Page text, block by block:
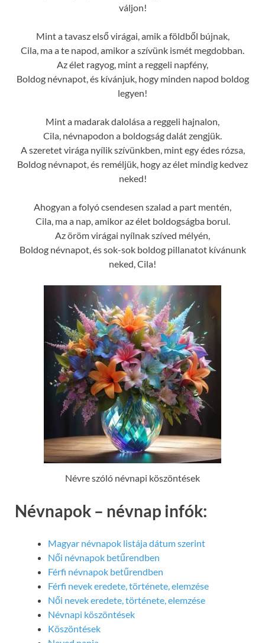
váljon!
Mint a tavasz első virágai, amik a földből bújnak,
Cila, ma a te napod, amikor a szívünk ismét megdobban.
Az élet ragyog, mint a reggeli napfény,
Boldog névnapot, és kívánjuk, hogy minden napod boldog
legyen!
Mint a madarak dalolása a reggeli hajnalon,
Cila, névnapodon a boldogság dalát zengjük.
A szeretet virága nyílik szívünkben, mint egy édes rózsa,
Boldog névnapot, és reméljük, hogy az élet mindig kedvez
neked!
Ahogyan a folyó csendesen szalad a part mentén,
Cila, ma a nap, amikor az élet boldogságba borul.
Az öröm virágai nyílnak szíved mélyén,
Boldog névnapot, és sok-sok boldog pillanatot kívánunk
neked, Cila!
Névre szóló névnapi köszöntések
Névnapok – névnap infók:
Magyar névnapok listája dátum szerint
Női névnapok betűrendben
Férfi névnapok betűrendben
Férfi nevek eredete, története, elemzése
Női nevek eredete, története, elemzése
Névnapi köszöntések
Köszöntések